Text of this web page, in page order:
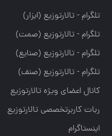
تلگرام - تالارتوزيع (ابزار)
تلگرام - تالارتوزيع (صمت)
تلگرام - تالارتوزيع (صنايع)
تلگرام - تالارتوزیع (صنف)
کانال اعضای ویژه تالارتوزیع
ربات کاربرتخصصی تالارتوزیع
اینستاگرام